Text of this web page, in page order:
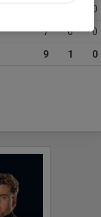
0
7 0 0
9 1 0